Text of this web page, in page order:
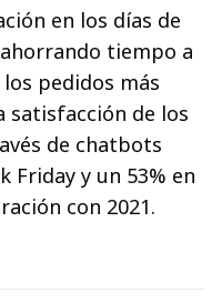
en los días de
tiempo a
pedidos más
satisfacción de los
de chatbots
Friday y un 53% en
con 2021.